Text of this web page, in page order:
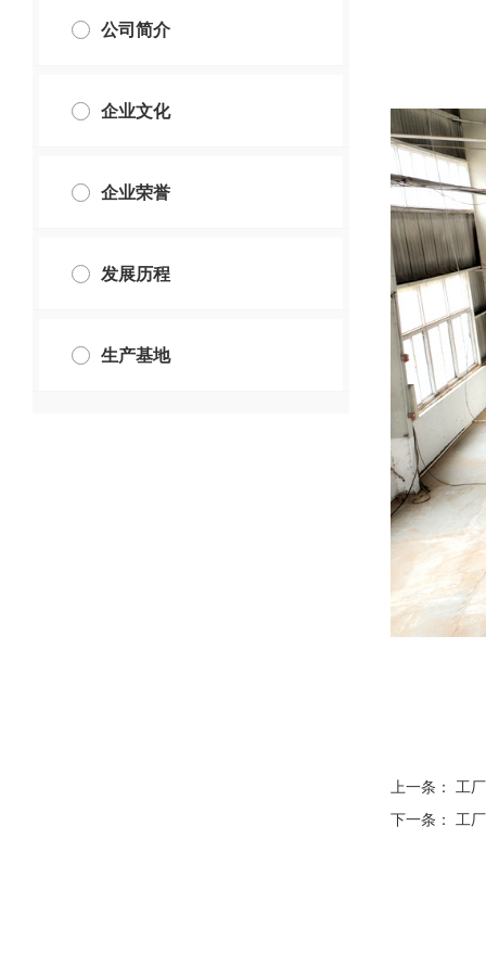
公司简介
企业文化
企业荣誉
发展历程
生产基地
上一条： 工
下一条： 工